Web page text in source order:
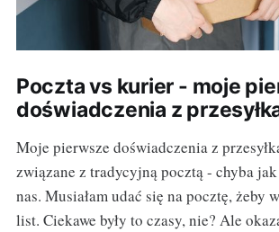
Poczta vs kurier - moje
doświadczenia z
Moje pierwsze doświadczenia z
związane z tradycyjną pocztą - chyba
nas. Musiałam udać się na pocztę, żeby
list. Ciekawe były to czasy, nie? Ale